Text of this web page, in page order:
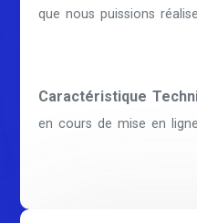
que nous puissions
Caractéristique
en cours de mise en ligne